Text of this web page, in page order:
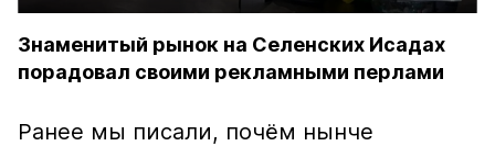
Знаменитый рынок на Селенских Исадах
порадовал своими рекламными перлами
Ранее мы писали, почём нынче